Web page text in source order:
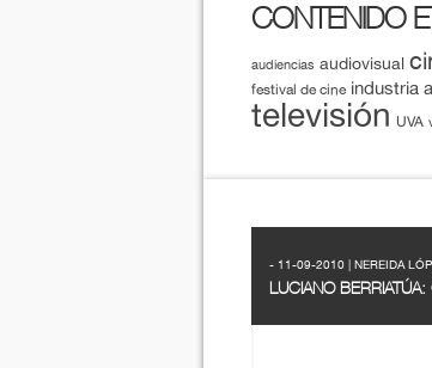
CONTENIDO
audiencias audiovisual
festival de cine industria
televisión UVA
- 11-09-2010 | NEREIDA
LUCIANO